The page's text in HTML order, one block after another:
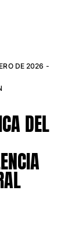
DE 2026 -
DEL